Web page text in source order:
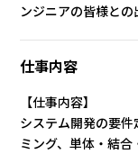
ンジニアの皆様と
仕事内容
【仕事内容】
システム開発の要
ミング、単体・結合